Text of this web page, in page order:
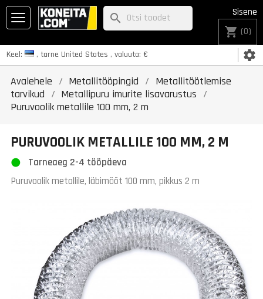
Keel: , tarne United States , valuuta: € settings
Sisene
shopping_cart (0)
search
Avalehele Metallitööpingid
Metallitöötlemise
tarvikud
Metallipuru imurite lisavarustus
Puruvoolik metallile 100 mm, 2 m
PURUVOOLIK METALLILE 100 MM, 2 M
Tarneaeg 2-4 tööpäeva
Puruvoolik metallile, läbimõõt 100 mm, pikkus 2 m